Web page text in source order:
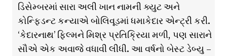
ડિસેમ્બરમાં સારા અલી ખાન નામની ક્યુટ અને
કોન્ફિડન્ટ કન્યાએ બોલિવૂડમાં ધમાકેદાર એન્ટ્રી કરી.
‘કેદારનાથ’ ફિલ્મને મિશ્ર પ્રતિક્રિયા મળી, પણ સારાને
સૌએ એક અવાજે વધાવી લીધી. આ વર્ષનો બેસ્ટ ડેબ્યુ –